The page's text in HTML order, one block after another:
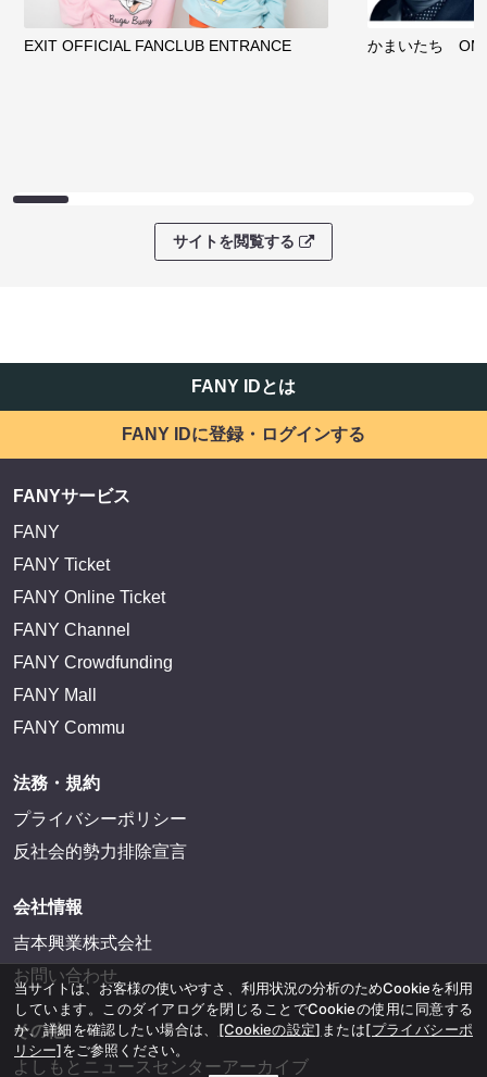
EXIT OFFICIAL FANCLUB ENTRANCE かまいたち
サイトを閲覧する
FANY IDとは
FANY IDに登録・ログインする
FANYサービス
FANY
FANY Ticket
FANY Online Ticket
FANY Channel
FANY Crowdfunding
FANY Mall
FANY Commu
法務・規約
プライバシーポリシー
反社会的勢力排除宣言
会社情報
吉本興業株式会社
お問い合わせ
その他
よしもとニュースセンターアーカイブ
当サイトは、お客様の使いやすさ、利用状況の分析のためCookieを利用
しています。このダイアログを閉じることでCookieの使用に同意する
か、詳細を確認したい場合は、 [Cookieの設定] または[プライバシーポ
リシー]をご参照ください。